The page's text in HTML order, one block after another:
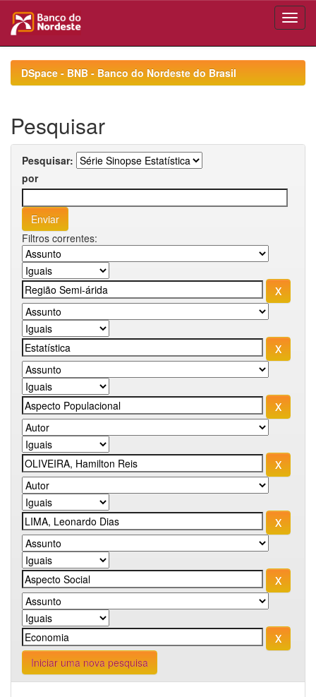
navigationDSpace - BNB - Banco do Nordeste do Brasil
Pesquisar
Pesquisar:
por
Filtros correntes:
Iniciar uma nova pesquisa